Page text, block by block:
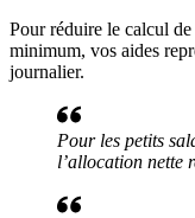
Pour réduire le calcul
minimum, vos aides
journalier.
Pour les petits
l’allocation nette